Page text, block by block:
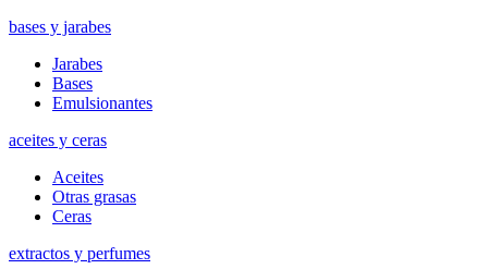
bases y jarabes
Jarabes
Bases
Emulsionantes
aceites y ceras
Aceites
Otras grasas
Ceras
extractos y perfumes